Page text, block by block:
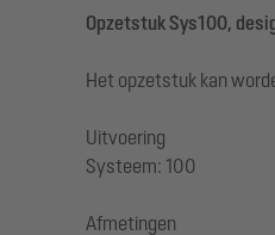
Opzetstuk Sys100,
Het opzetstuk kan
Uitvoering
Systeem: 100
Afmetingen